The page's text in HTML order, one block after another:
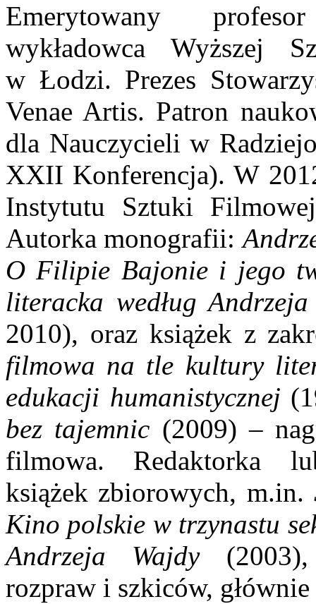
Emerytowany
wykładowca Wyższej
w Łodzi. Prezes
Venae Artis. Patron
dla Nauczycieli w
XXII Konferencja). W
Instytutu Sztuki
Autorka monografii:
O Filipie Bajonie i jego
literacka według
2010), oraz książek z
filmowa na tle kultury
edukacji humanistycznej
bez tajemnic (2009) –
filmowa. Redaktorka
książek zbiorowych, m.in.
Kino polskie w trzynastu
Andrzeja Wajdy(2003),
rozpraw i szkiców,